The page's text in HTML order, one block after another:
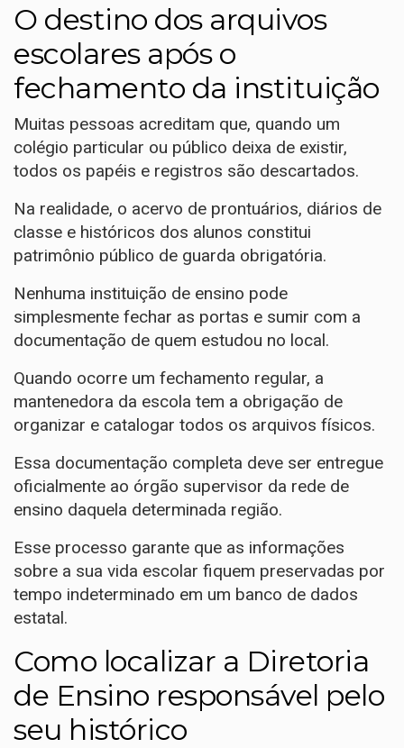
O destino dos arquivos
escolares após o
fechamento da instituição
Muitas pessoas acreditam que, quando um
colégio particular ou público deixa de existir,
todos os papéis e registros são descartados.
Na realidade, o acervo de prontuários, diários de
classe e históricos dos alunos constitui
patrimônio público de guarda obrigatória.
Nenhuma instituição de ensino pode
simplesmente fechar as portas e sumir com a
documentação de quem estudou no local.
Quando ocorre um fechamento regular, a
mantenedora da escola tem a obrigação de
organizar e catalogar todos os arquivos físicos.
Essa documentação completa deve ser entregue
oficialmente ao órgão supervisor da rede de
ensino daquela determinada região.
Esse processo garante que as informações
sobre a sua vida escolar fiquem preservadas por
tempo indeterminado em um banco de dados
estatal.
Como localizar a Diretoria
de Ensino responsável pelo
seu histórico